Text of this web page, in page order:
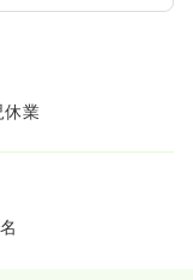
休業